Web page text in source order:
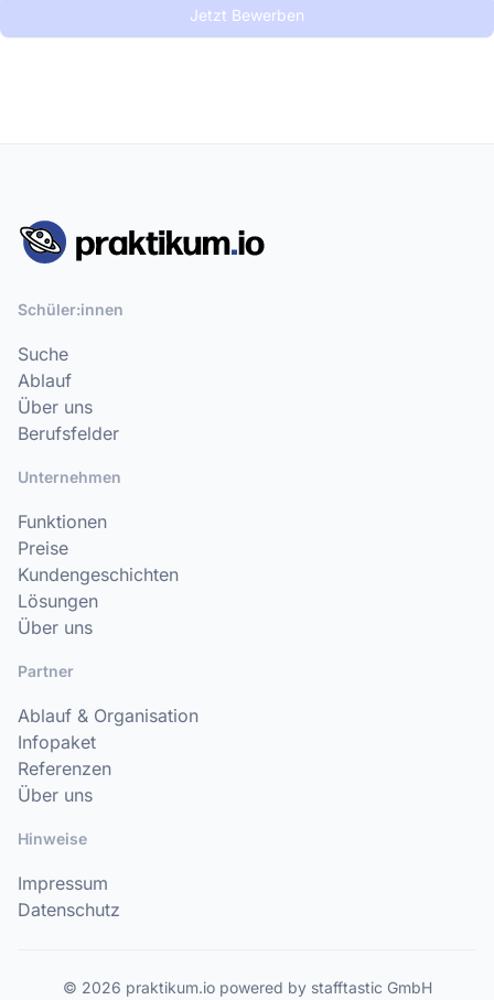
Jetzt Bewerben
Schüler:innen
Suche
Ablauf
Über uns
Berufsfelder
Unternehmen
Funktionen
Preise
Kundengeschichten
Lösungen
Über uns
Partner
Ablauf & Organisation
Infopaket
Referenzen
Über uns
Hinweise
Impressum
Datenschutz
© 2026 praktikum.io powered by stafftastic GmbH